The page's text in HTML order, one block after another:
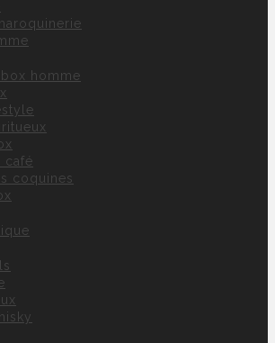
box homme
café
coquines